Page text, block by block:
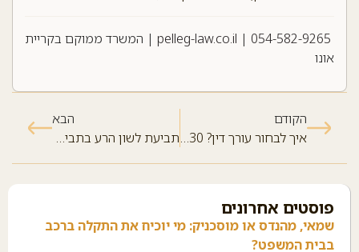
|
pelleg-law.co.il | המשרד ממוקם בקריית
אונו
הקודם
איך לבחור עורך דין? 30 סימנים שיעזרו לכם לבחור נכון
הבא
תביעת לשון הרע בתביעות קטנות – האם זה אפשרי?
פוסטים אחרונים
שמאי, מהנדס או מוסכניק: מי יוכיח את התקלה ברכב
בבית המשפט?